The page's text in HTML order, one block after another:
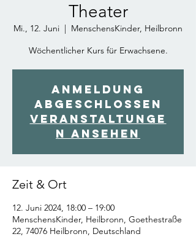
Theater
Mi., 12. Juni
  |
MenschensKinder, Heilbronn
Wöchentlicher Kurs für Erwachsene.
Anmeldung
abgeschlossen
Veranstaltunge
n ansehen
Zeit & Ort
12. Juni 2024, 18:00 – 19:00
MenschensKinder, Heilbronn, Goethestraße
22, 74076 Heilbronn, Deutschland